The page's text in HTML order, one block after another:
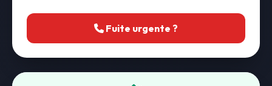
Fuite urgente ?